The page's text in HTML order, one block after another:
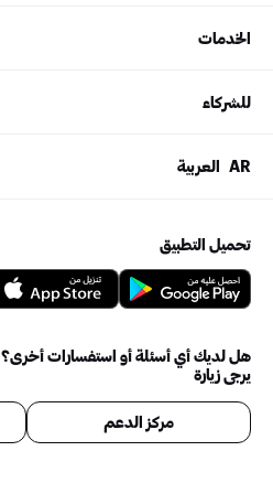
Sad But True
الخدمات
للشركاء
AR العربية
تحميل التطبيق
هل لديك أي أسئلة أو استفسارات أخرى؟
يرجى زيارة
مركز الدعم